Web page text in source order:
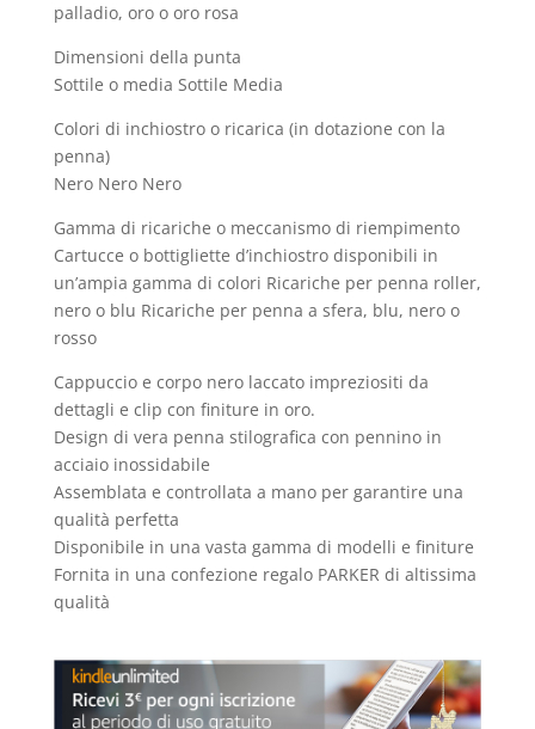
palladio, oro o oro rosa
Dimensioni della punta
Sottile o media Sottile Media
Colori di inchiostro o ricarica (in dotazione con la
penna)
Nero Nero Nero
Gamma di ricariche o meccanismo di riempimento
Cartucce o bottigliette d’inchiostro disponibili in
un’ampia gamma di colori Ricariche per penna roller,
nero o blu Ricariche per penna a sfera, blu, nero o
rosso
Cappuccio e corpo nero laccato impreziositi da
dettagli e clip con finiture in oro.
Design di vera penna stilografica con pennino in
acciaio inossidabile
Assemblata e controllata a mano per garantire una
qualità perfetta
Disponibile in una vasta gamma di modelli e finiture
Fornita in una confezione regalo PARKER di altissima
qualità